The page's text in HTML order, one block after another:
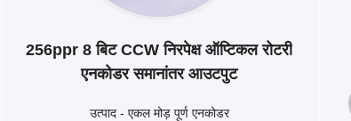
256ppr 8 बिट CCW निरपेक्ष ऑप्टिकल रोटरी
एनकोडर समानांतर आउटपुट
उत्पाद- एकल मोड़ पूर्ण एनकोडर